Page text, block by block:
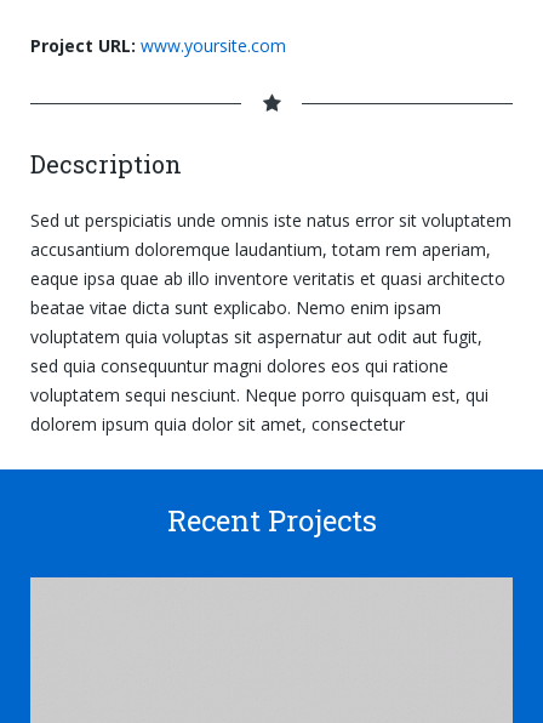
Project URL: www.yoursite.com
Decscription
Sed ut perspiciatis unde omnis iste natus error sit voluptatem
accusantium doloremque laudantium, totam rem aperiam,
eaque ipsa quae ab illo inventore veritatis et quasi architecto
beatae vitae dicta sunt explicabo. Nemo enim ipsam
voluptatem quia voluptas sit aspernatur aut odit aut fugit,
sed quia consequuntur magni dolores eos qui ratione
voluptatem sequi nesciunt. Neque porro quisquam est, qui
dolorem ipsum quia dolor sit amet, consectetur
Recent Projects